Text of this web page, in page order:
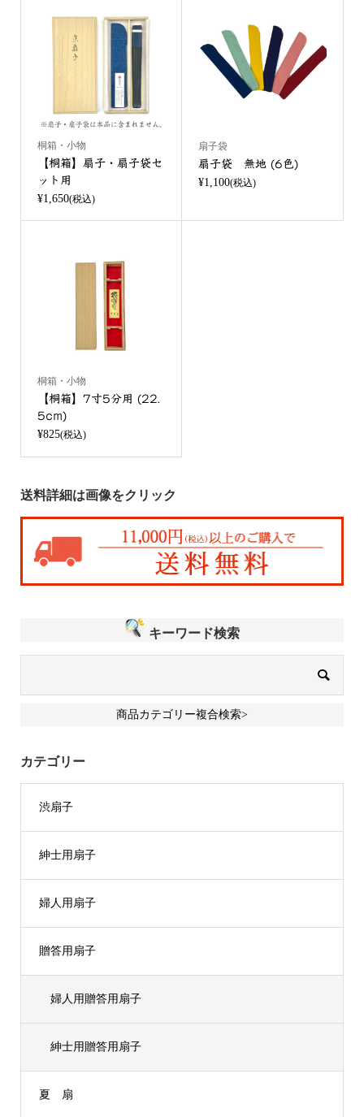
桐箱・小物
【桐箱】扇子・扇子袋セ
ット用
¥1,650(税込)
扇子袋
扇子袋 無地 (6色)
¥1,100(税込)
桐箱・小物
【桐箱】7寸5分用 (22.
5cm)
¥825(税込)
送料詳細は画像をクリック
キーワード検索
商品カテゴリー複合検索>
カテゴリー
渋扇子
紳士用扇子
婦人用扇子
贈答用扇子
婦人用贈答用扇子
紳士用贈答用扇子
夏 扇